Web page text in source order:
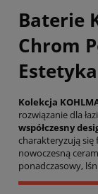
Baterie
Chrom
Kolekcja
rozwiązanie dla
współczesny
charakteryzują
nowoczesną
ponadczasowy,